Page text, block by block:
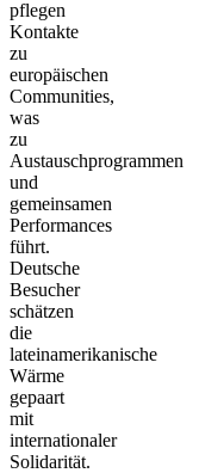
pflegen
Kontakte
zu
europäischen
Communities,
was
zu
Austauschprogrammen
und
gemeinsamen
Performances
führt.
Deutsche
Besucher
schätzen
die
lateinamerikanische
Wärme
gepaart
mit
internationaler
Solidarität.